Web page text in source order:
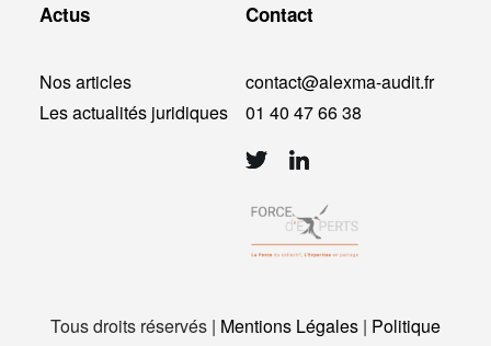
Actus
Nos articles
Les actualités juridiques
Contact
contact@alexma-audit.fr
01 40 47 66 38
Tous droits réservés | Mentions Légales | Politique